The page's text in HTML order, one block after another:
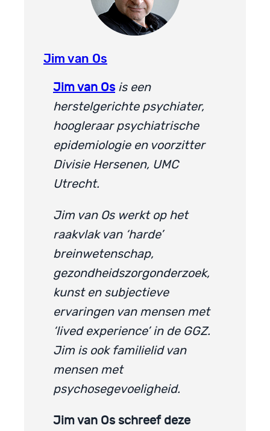
Jim van Os
Jim van Os is een
herstelgerichte psychiater,
hoogleraar psychiatrische
epidemiologie en voorzitter
Divisie Hersenen, UMC
Utrecht.
Jim van Os werkt op het
raakvlak van ‘harde’
breinwetenschap,
gezondheidszorgonderzoek,
kunst en subjectieve
ervaringen van mensen met
‘lived experience’ in de GGZ.
Jim is ook familielid van
mensen met
psychosegevoeligheid.
Jim van Os schreef deze